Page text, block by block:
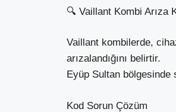
🔍 Vaillant Kombi Arıza
Vaillant kombilerde,
arızalandığını belirtir.
Eyüp Sultan bölgesinde
Kod Sorun Çözüm